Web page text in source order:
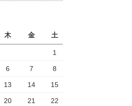
木 金 土
1
6 7 8
13 14 15
20 21 22